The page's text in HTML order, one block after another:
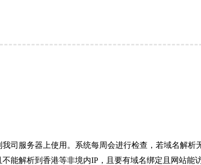
司服务器上使用。系统每周会进行检查，若域名解
能解析到香港等非境内IP，且要有域名绑定且网站